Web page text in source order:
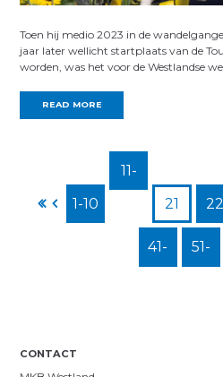
Toen hij medio 2023 in de
jaar later wellicht startplaats van de
worden, was het voor de Westlandse
READ MORE
1-10
11-
21 22
41-
51-
CONTACT